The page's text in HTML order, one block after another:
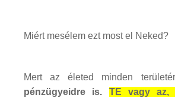
Miért mesélem ezt most el Neked?
Mert az életed minden
pénzügyeidre is. TE vagy az,